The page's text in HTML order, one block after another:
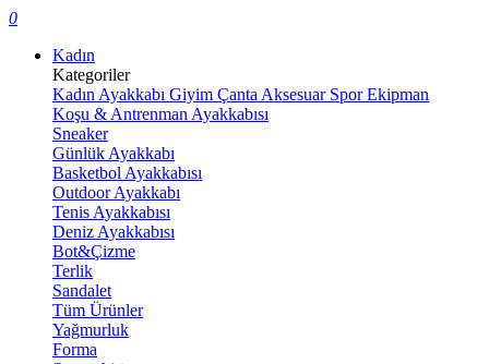
0
Kadın
Kategoriler
Kadın Ayakkabı Giyim Çanta Aksesuar Spor Ekipman
Koşu & Antrenman Ayakkabısı
Sneaker
Günlük Ayakkabı
Basketbol Ayakkabısı
Outdoor Ayakkabı
Tenis Ayakkabısı
Deniz Ayakkabısı
Bot&Çizme
Terlik
Sandalet
Tüm Ürünler
Yağmurluk
Forma